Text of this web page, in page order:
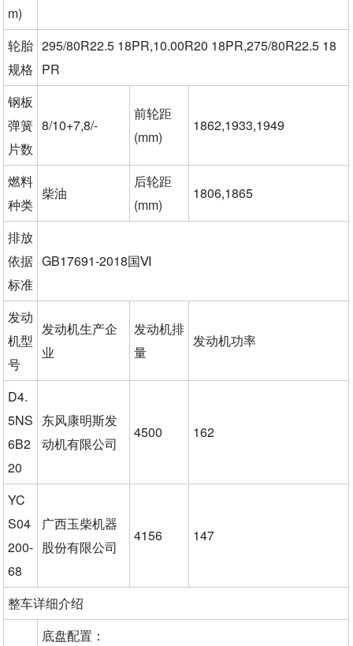
m)
轮胎
规格
295/80R22.5 18PR,10.00R20 18PR,275/80R22.5 18
PR
钢板
弹簧
片数
8/10+7,8/-
前轮距
(mm)
1862,1933,1949
燃料
种类
柴油
后轮距
(mm)
1806,1865
排放
依据
标准
GB17691-2018国Ⅵ
发动
机型
号
发动机生产企
业
发动机排
量
发动机功率
D4.
5NS
6B2
20
东风康明斯发
动机有限公司
4500 162
YC
S04
200-
68
广西玉柴机器
股份有限公司
4156 147
整车详细介绍
底盘配置：